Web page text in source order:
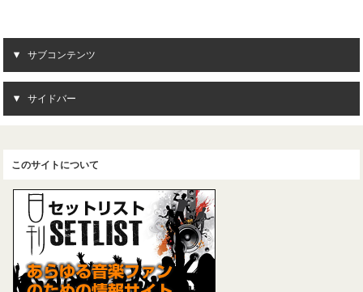
サブコンテンツ
サイドバー
このサイトについて